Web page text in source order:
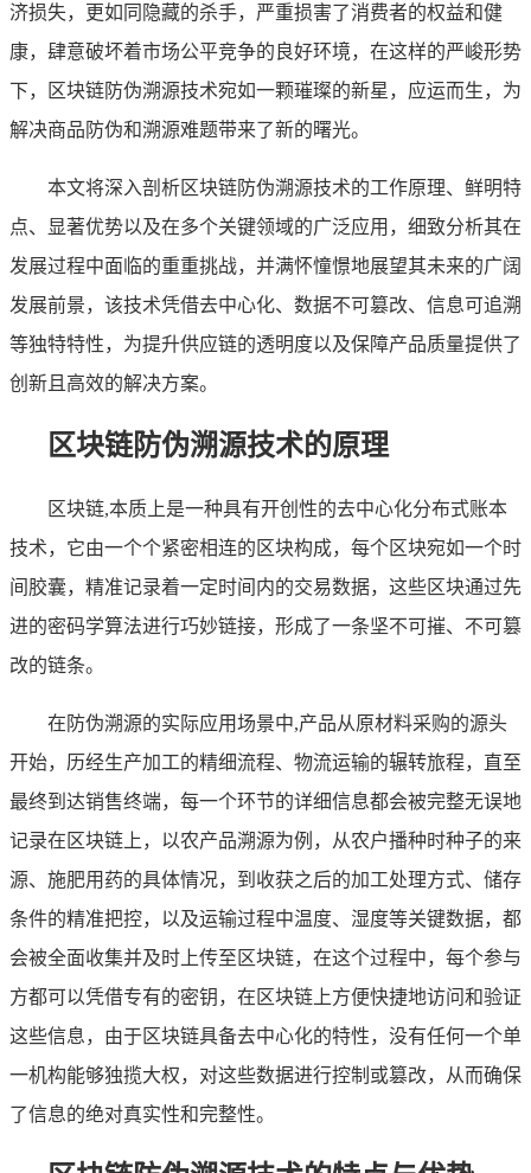
济损失，更如同隐藏的杀手，严重损害了消费者的权益和健
康，肆意破坏着市场公平竞争的良好环境，在这样的严峻形势
下，区块链防伪溯源技术宛如一颗璀璨的新星，应运而生，为
解决商品防伪和溯源难题带来了新的曙光。
本文将深入剖析区块链防伪溯源技术的工作原理、鲜明特
点、显著优势以及在多个关键领域的广泛应用，细致分析其在
发展过程中面临的重重挑战，并满怀憧憬地展望其未来的广阔
发展前景，该技术凭借去中心化、数据不可篡改、信息可追溯
等独特特性，为提升供应链的透明度以及保障产品质量提供了
创新且高效的解决方案。
区块链防伪溯源技术的原理
区块链,本质上是一种具有开创性的去中心化分布式账本
技术，它由一个个紧密相连的区块构成，每个区块宛如一个时
间胶囊，精准记录着一定时间内的交易数据，这些区块通过先
进的密码学算法进行巧妙链接，形成了一条坚不可摧、不可篡
改的链条。
在防伪溯源的实际应用场景中,产品从原材料采购的源头
开始，历经生产加工的精细流程、物流运输的辗转旅程，直至
最终到达销售终端，每一个环节的详细信息都会被完整无误地
记录在区块链上，以农产品溯源为例，从农户播种时种子的来
源、施肥用药的具体情况，到收获之后的加工处理方式、储存
条件的精准把控，以及运输过程中温度、湿度等关键数据，都
会被全面收集并及时上传至区块链，在这个过程中，每个参与
方都可以凭借专有的密钥，在区块链上方便快捷地访问和验证
这些信息，由于区块链具备去中心化的特性，没有任何一个单
一机构能够独揽大权，对这些数据进行控制或篡改，从而确保
了信息的绝对真实性和完整性。